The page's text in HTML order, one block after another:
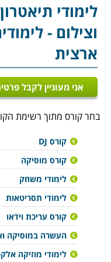
לימודי
וצילום -
ארצית
אני מעוניין לקבל
בחר קורס מתוך רשימת
קורס DJ
קורס מוסיקה
לימודי משחק
לימודי תסריטאות
קורס עריכת וידאו
העשרה במוסיקה
לימודי מוזיקה